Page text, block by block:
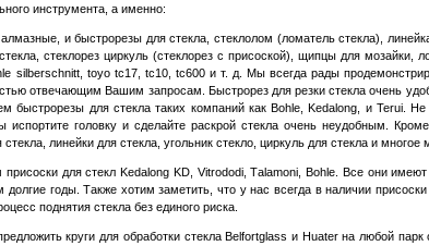
инструмента, а именно:
и быстрорезы для стекла, стеклолом (ломатель стекла),
стеклорез циркуль (стеклорез с присоской), щипцы для мозайки,
silberschnitt, toyo tc17, tc10, tc600 и т. д. Мы всегда рады
отвечающим Вашим запросам. Быстрорез для резки стекла очень
быстрорезы для стекла таких компаний какBohle,Kedalong, и Terui. Не
головку и сделайте раскрой стекла очень неудобным.
линейки для стекла, угольник стекло, циркуль для стекла и многое
для стекл Kedalong KD, Vitrododi,Talamoni, Bohle. Все они
годы. Также хотим заметить, что у нас всегда в наличии
поднятия стекла без единого риска.
круги для обработки стекла Belfortglass и Huater на любой парк